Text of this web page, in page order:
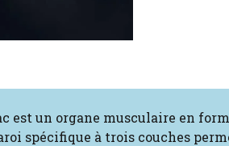
est un organe musculaire en
spécifique à trois couches